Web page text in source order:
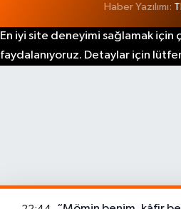
Haber Yazılımı:
En iyi site deneyimi sağlamak için
faydalanıyoruz. Detaylar için lütfen